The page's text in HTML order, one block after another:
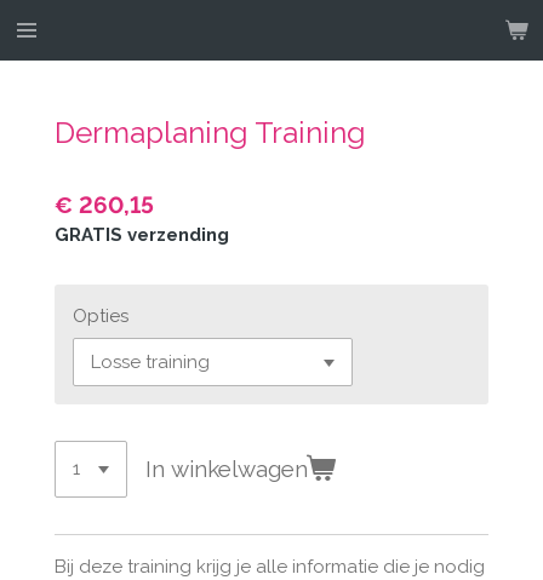
Ga
hoofdinhoud
Dermaplaning Training
€ 260,15
GRATIS verzending
Opties
In winkelwagen
Bij deze training krijg je alle informatie die je nodig